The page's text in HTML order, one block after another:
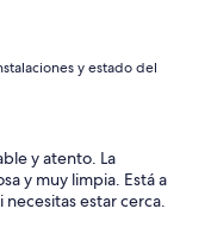
y estado del
y atento. La
y muy limpia. Está a
estar cerca.